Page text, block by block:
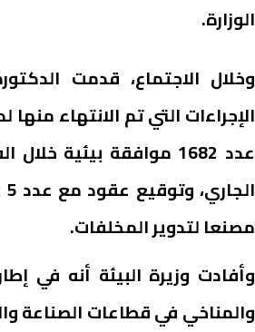
الوزارة.
وخلال الاجتماع، قدمت
الإجراءات التي تم الانتهاء
مصنعا لتدوير المخلفات.
وأفادت وزيرة البيئة أنه في
والمناخي في قطاعات الصناعة